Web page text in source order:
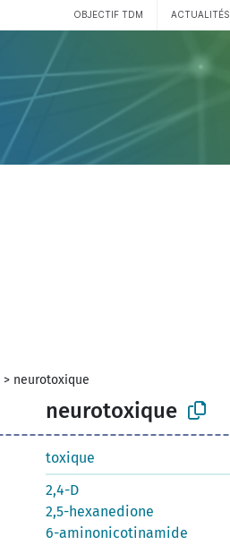
OBJECTIF TDM ACTUALITÉS
> neurotoxique
neurotoxique
toxique
2,4-D
2,5-hexanedione
6-aminonicotinamide